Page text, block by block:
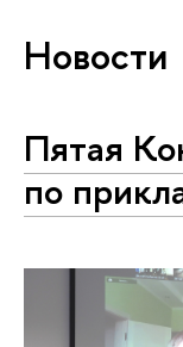
Новости
Пятая
по